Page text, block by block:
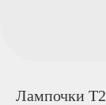
Лампочки